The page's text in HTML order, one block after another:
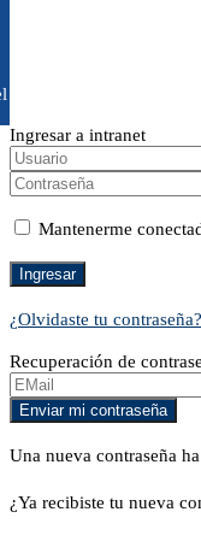
Ingresar a intranet
Mantenerme
¿Olvidaste tu contraseña?
Recuperación de
Una nueva contraseña
¿Ya recibiste tu nueva